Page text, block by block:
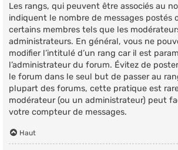
Les rangs, qui peuvent être associés au
indiquent le nombre de messages postés
certains membres tels que les
administrateurs. En général, vous ne
modifier l’intitulé d’un rang car il est
l’administrateur du forum. Évitez de
le forum dans le seul but de passer au
plupart des forums, cette pratique est
modérateur (ou un administrateur) peut
votre compteur de messages.
Haut